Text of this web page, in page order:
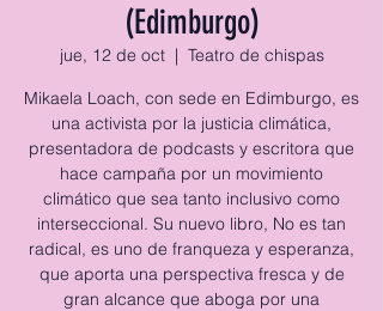
(Edimburgo)
jue, 12 de oct
  |
Teatro de chispas
Mikaela Loach, con sede en Edimburgo, es
una activista por la justicia climática,
presentadora de podcasts y escritora que
hace campaña por un movimiento
climático que sea tanto inclusivo como
interseccional. Su nuevo libro, No es tan
radical, es uno de franqueza y esperanza,
que aporta una perspectiva fresca y de
gran alcance que aboga por una